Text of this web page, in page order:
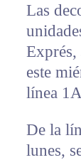
Las
Exprés,
este
línea
De la
lunes,